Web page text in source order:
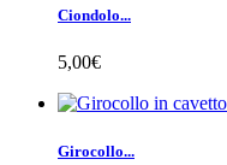
Ciondolo...
5,00€
Girocollo...